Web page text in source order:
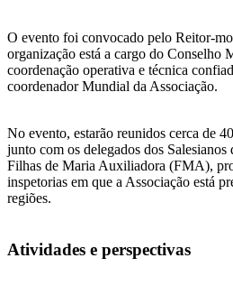
O evento foi convocado pelo Reitor-
organização está a cargo do Conselho
coordenação operativa e técnica
coordenador Mundial da Associação.
No evento, estarão reunidos cerca de
junto com os delegados dos
Filhas de Maria Auxiliadora (FMA),
inspetorias em que a Associação está
regiões.
Atividades e perspectivas